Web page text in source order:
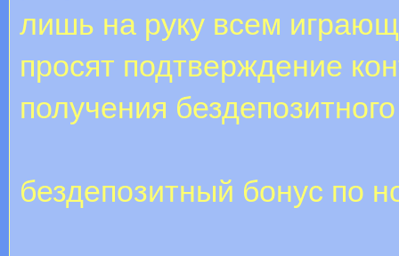
лишь на руку всем
просят подтверждение
получения
бездепозитный бонус по